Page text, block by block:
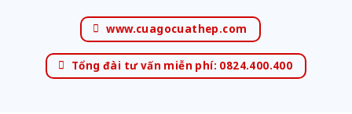
www.cuagocuathep.com
Tổng đài tư vấn miễn phí: 0824.400.400